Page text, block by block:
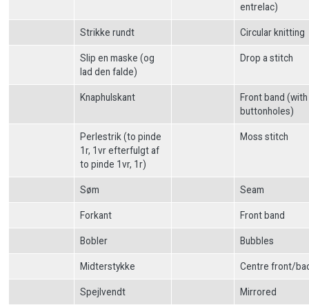
entrelac)
Strikke rundt Circular knitting
Slip en maske (og
lad den falde)
Drop a stitch
Knaphulskant
Front band (with
buttonholes)
Perlestrik (to pinde
1r, 1vr efterfulgt af
to pinde 1vr, 1r)
Moss stitch
Søm Seam
Forkant Front band
Bobler Bubbles
Midterstykke Centre front/
Spejlvendt Mirrored